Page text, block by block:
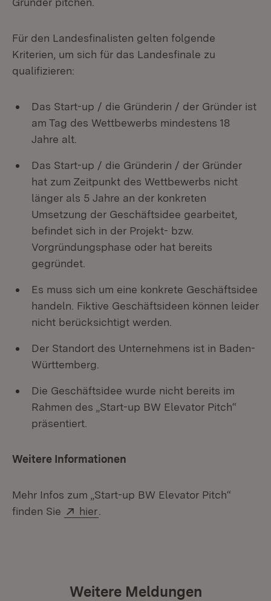
Für den Landesfinalisten gelten folgende
Kriterien, um sich für das Landesfinale zu
qualifizieren:
Das Start-up / die Gründerin / der Gründer ist
am Tag des Wettbewerbs mindestens 18
Jahre alt.
Das Start-up / die Gründerin / der Gründer
hat zum Zeitpunkt des Wettbewerbs nicht
länger als 5 Jahre an der konkreten
Umsetzung der Geschäftsidee gearbeitet,
befindet sich in der Projekt- bzw.
Vorgründungsphase oder hat bereits
gegründet.
Es muss sich um eine konkrete Geschäftsidee
handeln. Fiktive Geschäftsideen können leider
nicht berücksichtigt werden.
Der Standort des Unternehmens ist in Baden-
Württemberg.
Die Geschäftsidee wurde nicht bereits im
Rahmen des „Start-up BW Elevator Pitch“
präsentiert.
Weitere Informationen
Mehr Infos zum „Start-up BW Elevator Pitch“
finden Sie
Extern:
hier
Weitere Meldungen